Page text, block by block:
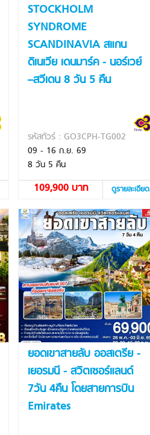
STOCKHOLM
SYNDROME
SCANDINAVIA สแกน
ดิเนเวีย เดนมาร์ค - นอร์เวย์
–สวีเดน 8 วัน 5 คืน
รหัสทัวร์ : GO3CPH-TG002
09 - 16 ก.ย. 69
8 วัน 5 คืน
109,900 บาท ดูรายละเอียด
ยอดเขาสายลับ ออสเตรีย -
เยอรมนี - สวิตเซอร์แลนด์
7วัน 4คืน โดยสายการบิน
Emirates